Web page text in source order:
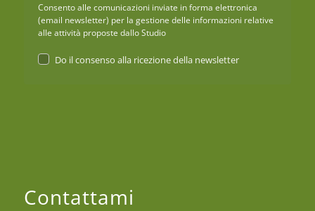
Consento alle comunicazioni inviate in forma elettronica
(email newsletter) per la gestione delle informazioni relative
alle attività proposte dallo Studio
Do il consenso alla ricezione della newsletter
Contattami